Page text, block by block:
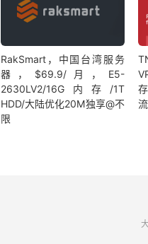
RakSmart，中国台湾服务
器，$69.9/月，E5-
2630LV2/16G内存/1T
HDD/大陆优化20M独享@不
限